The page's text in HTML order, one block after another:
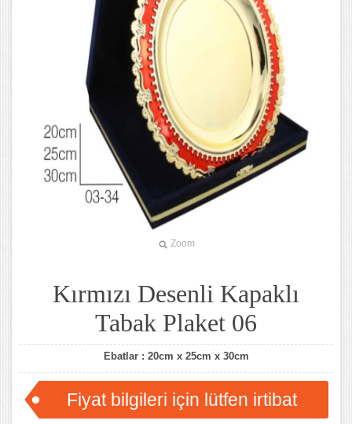
Zoom
Kırmızı Desenli Kapaklı
Tabak Plaket 06
Ebatlar : 20cm x 25cm x 30cm
Fiyat bilgileri için lütfen irtibat